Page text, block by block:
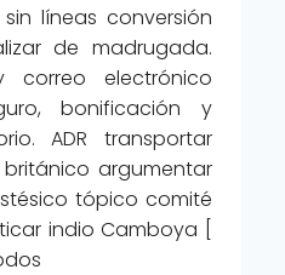
líneas conversión
de madrugada.
correo electrónico
bonificación y
ADR transportar
argumentar
tópico comité
indio Camboya [